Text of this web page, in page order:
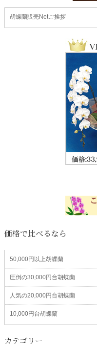
胡蝶蘭販売Netご挨拶
価格で比べるなら
50,000円以上胡蝶蘭
圧倒の30,000円台胡蝶蘭
人気の20,000円台胡蝶蘭
10,000円台胡蝶蘭
カテゴリー